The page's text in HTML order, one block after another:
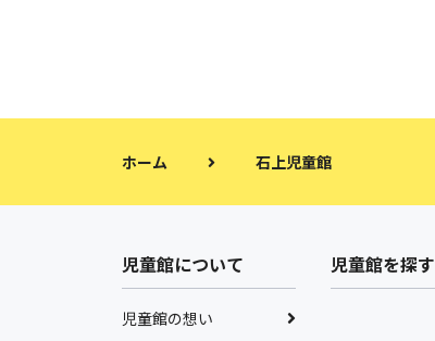
ホーム 石上児童館
児童館について
児童館の想い
児童館を探す